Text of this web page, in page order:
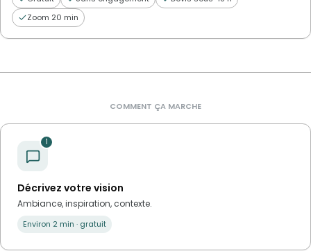
Zoom 20 min
COMMENT ÇA MARCHE
1
Décrivez votre vision
Ambiance, inspiration, contexte.
Environ 2 min · gratuit